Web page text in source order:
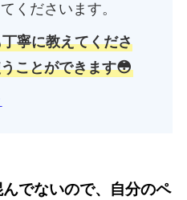
くださいます。
寧に教えてくださ
ことができます😳
でないので、自分のペ